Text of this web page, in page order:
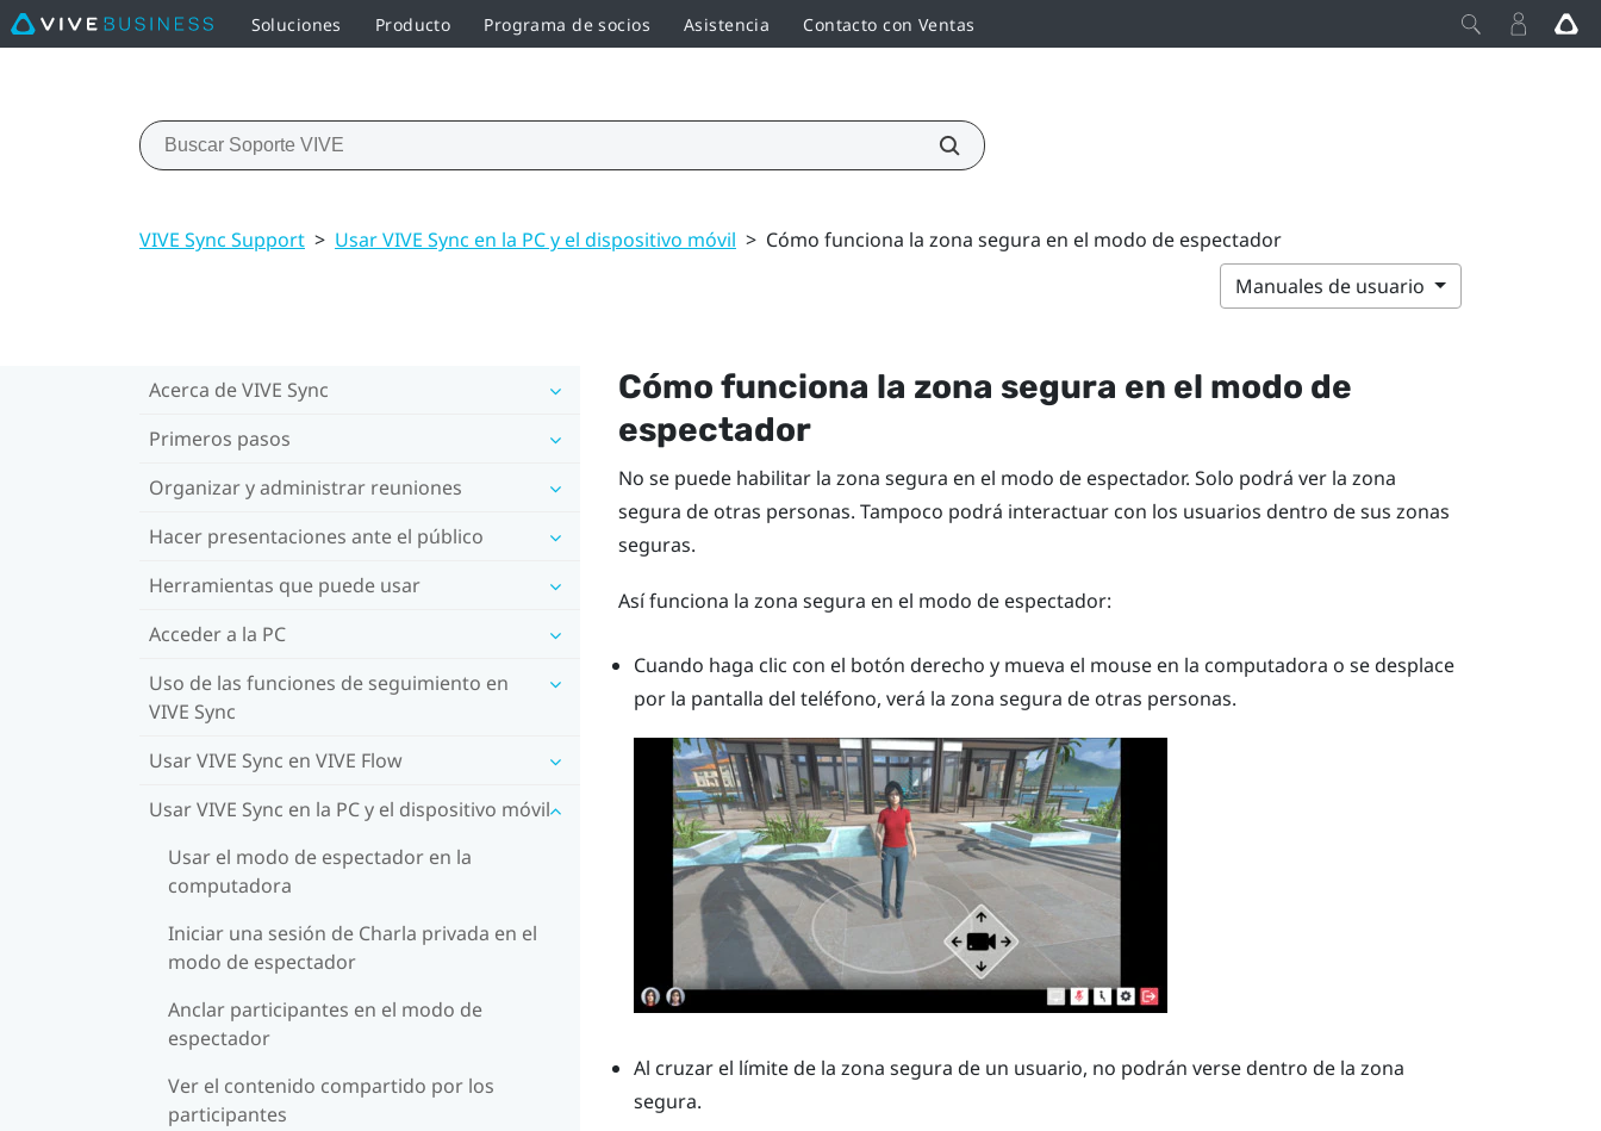
Soluciones Producto Programa de socios Asistencia Contacto con Ventas
VIVE Sync Support > Usar VIVE Sync en la PC y el dispositivo móvil > Cómo funciona la zona segura en el modo de espectador
Manuales de usuario
Acerca de VIVE Sync
Primeros pasos
Organizar y administrar reuniones
Hacer presentaciones ante el público
Herramientas que puede usar
Acceder a la PC
Uso de las funciones de seguimiento en
VIVE Sync
Usar VIVE Sync en VIVE Flow
Usar VIVE Sync en la PC y el dispositivo móvil
Usar el modo de espectador en la
computadora
Iniciar una sesión de Charla privada en el
modo de espectador
Anclar participantes en el modo de
espectador
Ver el contenido compartido por los
participantes
Cómo funciona la zona segura en el modo de
espectador
No se puede habilitar la zona segura en el modo de espectador. Solo podrá ver la zona
segura de otras personas. Tampoco podrá interactuar con los usuarios dentro de sus zonas
seguras.
Así funciona la zona segura en el modo de espectador:
Cuando haga clic con el botón derecho y mueva el mouse en la computadora o se desplace
por la pantalla del teléfono, verá la zona segura de otras personas.
Al cruzar el límite de la zona segura de un usuario, no podrán verse dentro de la zona
segura.